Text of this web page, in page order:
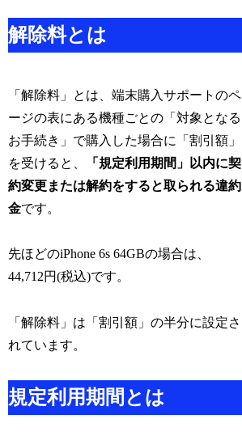
解除料とは
「解除料」とは、端末購入サポートのペ
ージの表にある機種ごとの「対象となる
お手続き」で購入した場合に「割引額」
を受けると、
「規定利用期間」以内に契
約変更または解約をすると取られる違約
金です。
先ほどのiPhone 6s 64GBの場合は、
44,712円(税込)です。
「解除料」は「割引額」の半分に設定さ
れています。
規定利用期間とは